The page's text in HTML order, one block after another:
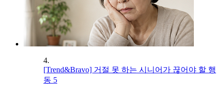
4.
[Trend&Bravo] 거절 못 하는 시니어가 끊어야 할 행
동 5